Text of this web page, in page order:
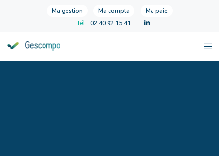
Ma gestion Ma compta Ma paie
Tél. : 02 40 92 15 41